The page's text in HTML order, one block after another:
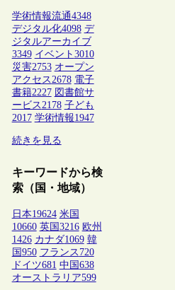
学術情報流通4348
デジタル化4098 デ
ジタルアーカイブ
3349 イベント 3010
災害2753 オープン
アクセス2678 電子
書籍2227 図書館サ
ービス2178 子ども
2017 学術情報1947
続きを見る
キーワードから検
索（国・地域）
日本19624 米国
10660 英国 3216 欧州
1426 カナダ1069 韓
国 950 フランス 720
ドイツ681 中国 638
オーストラリア599